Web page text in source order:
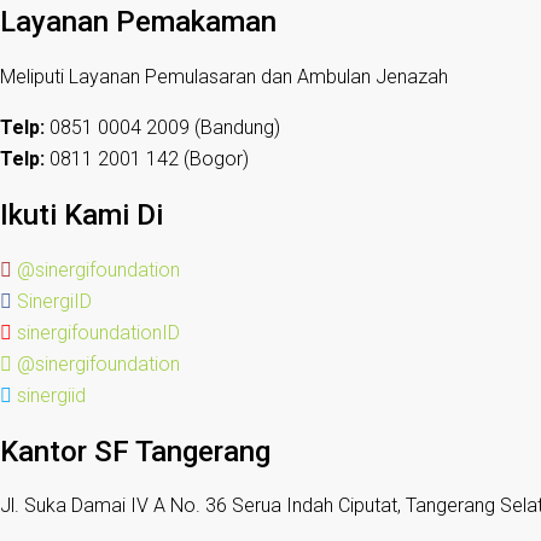
Layanan Pemakaman
Meliputi Layanan Pemulasaran dan Ambulan Jenazah
Telp: 0851 0004 2009 (Bandung)
Telp: 0811 2001 142 (Bogor)
Ikuti Kami Di
@sinergifoundation
SinergiID
sinergifoundationID
@sinergifoundation
sinergiid
Kantor SF Tangerang
Jl. Suka Damai IV A No. 36 Serua Indah Ciputat, Tangerang